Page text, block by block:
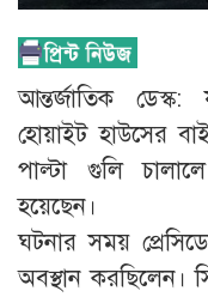
আন্তর্জাতিক ডেস্ক:
হোয়াইট হাউসের
পাল্টা গুলি
হয়েছেন।
ঘটনার সময়
অবস্থান করছিলেন।